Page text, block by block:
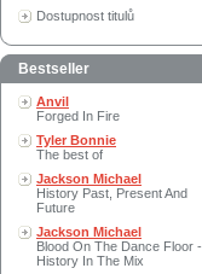
Dostupnost titulů
Bestseller
Anvil
Forged In Fire
Tyler Bonnie
The best of
Jackson Michael
History Past, Present And
Future
Jackson Michael
Blood On The Dance Floor -
History In The Mix